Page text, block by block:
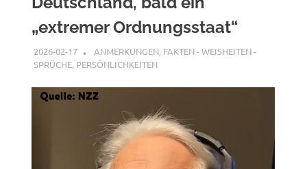
„extremer Ordnungsstaat“
2026-02-17 XX
ANMERKUNGEN, FAKTEN - WEISHEITEN -
SPRÜCHE, PERSÖNLICHKEITEN